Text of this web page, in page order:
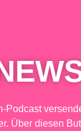
Podcast
Über diesen